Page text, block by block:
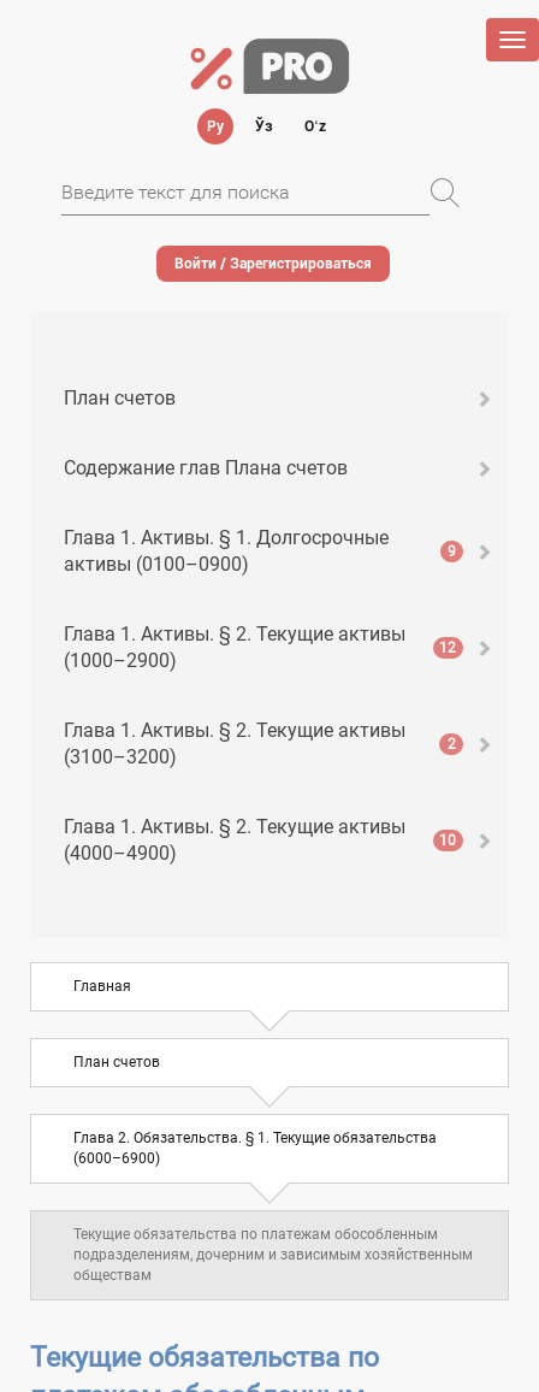
Ру Ўз Oʻz
Войти / Зарегистрироваться
План счетов
Содержание глав Плана счетов
Глава 1. Активы. § 1. Долгосрочные
активы (0100–0900)
9
Глава 1. Активы. § 2. Текущие активы
(1000–2900)
12
Глава 1. Активы. § 2. Текущие активы
(3100–3200)
2
Глава 1. Активы. § 2. Текущие активы
(4000–4900)
10
Глава 2. Обязательства. § 1. Текущие
обязательства (6000–6900)
Глава 2. Обязательства. § 2.
Долгосрочные обязательства (7000–
7900)
Глава 3. Собственный капитал (8000–
8900)
7
Главная
План счетов
Глава 2. Обязательства. § 1. Текущие обязательства
(6000–6900)
Текущие обязательства по платежам обособленным
подразделениям, дочерним и зависимым хозяйственным
обществам
Текущие обязательства по